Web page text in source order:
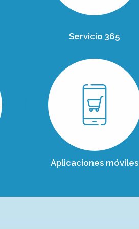
Servicio 365
Aplicaciones móviles